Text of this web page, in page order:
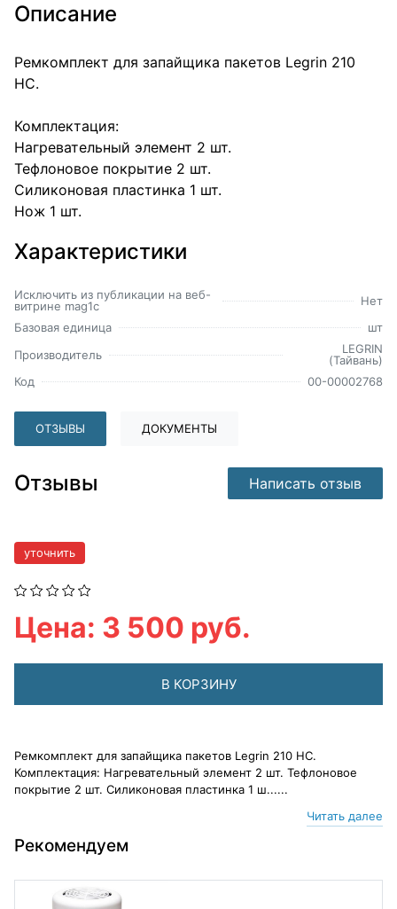
Описание
Ремкомплект для запайщика пакетов Legrin 210
HC.
Комплектация:
Нагревательный элемент 2 шт.
Тефлоновое покрытие 2 шт.
Силиконовая пластинка 1 шт.
Нож 1 шт.
Характеристики
Исключить из публикации на веб-
витрине mag1c
Нет
Базовая единица
шт
Производитель
LEGRIN
(Тайвань)
Код
00-00002768
ОТЗЫВЫ ДОКУМЕНТЫ
Отзывы Написать отзыв
уточнить
Цена: 3 500 руб.
В КОРЗИНУ
Ремкомплект для запайщика пакетов Legrin 210 HC.
Комплектация: Нагревательный элемент 2 шт. Тефлоновое
покрытие 2 шт. Силиконовая пластинка 1 ш......
Читать далее
Рекомендуем